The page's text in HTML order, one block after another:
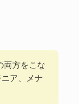
両方をこな
ア、メナ